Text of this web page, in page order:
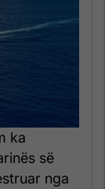
ka
së
nga